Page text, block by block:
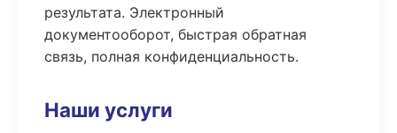
результата. Электронный
документооборот, быстрая обратная
связь, полная конфиденциальность.
Наши услуги